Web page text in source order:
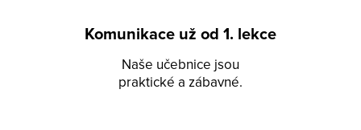
Komunikace už od 1. lekce
Naše učebnice jsou
praktické a zábavné.